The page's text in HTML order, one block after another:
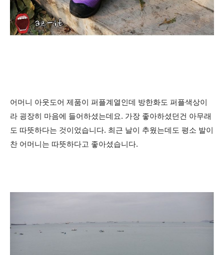
어머니 아웃도어 제품이 퍼플계열인데 방한화도 퍼플색상이
라 굉장히 마음에 들어하셨는데요. 가장 좋아하셨던건 아무래
도 따뜻하다는 것이었습니다. 최근 날이 추웠는데도 평소 발이
찬 어머니는 따뜻하다고 좋아셨습니다.